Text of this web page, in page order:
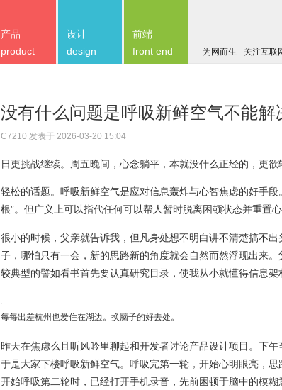
为网而生 - 关注互联
产品
product
设计
design
前端
front end
没有什么问题是呼吸新鲜空气不能解
C7210 发表于 2026-03-20 15:04
日更挑战继续。周五晚间，心念躺平，本就没什么正经的，更欲
轻松的话题。呼吸新鲜空气是应对信息轰炸与心智焦虑的好手段
根”。但广义上可以指代任何可以帮人暂时脱离困顿状态并重置心
很小的时候，父亲就告诉我，但凡身处想不明白讲不清楚搞不
子，哪怕只有一会，新的思路新的角度就会自然而然浮现出来
较典型的譬如看书首先要认真研究目录，使我从小就懂得信息架
每每出差杭州也爱住在湖边。换脑子的好去处。
昨天在焦虑么且听风吟里聊起和开发者讨论产品设计项目。下午
于是大家下楼呼吸新鲜空气。呼吸完第一轮，开始心明眼亮，思
开始呼吸第二轮时，已经打开手机录音，先前困顿于脑中的模